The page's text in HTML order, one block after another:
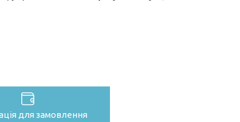
для замовлення